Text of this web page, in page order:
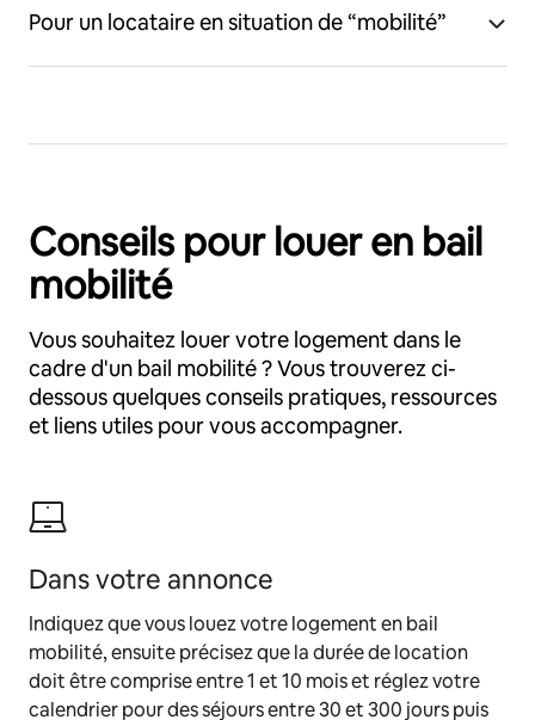
Pour un locataire en situation de “mobilité”
Conseils pour louer en bail
mobilité
Vous souhaitez louer votre logement dans le
cadre d'un bail mobilité ? Vous trouverez ci-
dessous quelques conseils pratiques, ressources
et liens utiles pour vous accompagner.
Dans votre annonce
Indiquez que vous louez votre logement en bail
mobilité, ensuite précisez que la durée de location
doit être comprise entre 1 et 10 mois et réglez votre
calendrier pour des séjours entre 30 et 300 jours puis